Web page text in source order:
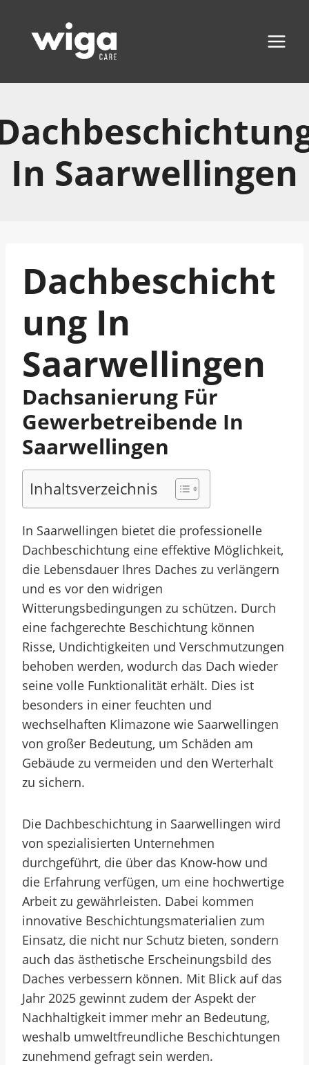
Inhalt
springen
In Saarwellingen
Dachbeschicht
Ung In
Saarwellingen
Dachsanierung Für
Gewerbetreibende In
Saarwellingen
Inhaltsverzeichnis
In Saarwellingen bietet die professionelle
Dachbeschichtung eine effektive Möglichkeit,
die Lebensdauer Ihres Daches zu verlängern
und es vor den widrigen
Witterungsbedingungen zu schützen. Durch
eine fachgerechte Beschichtung können
Risse, Undichtigkeiten und Verschmutzungen
behoben werden, wodurch das Dach wieder
seine volle Funktionalität erhält. Dies ist
besonders in einer feuchten und
wechselhaften Klimazone wie Saarwellingen
von großer Bedeutung, um Schäden am
Gebäude zu vermeiden und den Werterhalt
zu sichern.
Die Dachbeschichtung in Saarwellingen wird
von spezialisierten Unternehmen
durchgeführt, die über das Know-how und
die Erfahrung verfügen, um eine hochwertige
Arbeit zu gewährleisten. Dabei kommen
innovative Beschichtungsmaterialien zum
Einsatz, die nicht nur Schutz bieten, sondern
auch das ästhetische Erscheinungsbild des
Daches verbessern können. Mit Blick auf das
Jahr 2025 gewinnt zudem der Aspekt der
Nachhaltigkeit immer mehr an Bedeutung,
weshalb umweltfreundliche Beschichtungen
zunehmend gefragt sein werden.